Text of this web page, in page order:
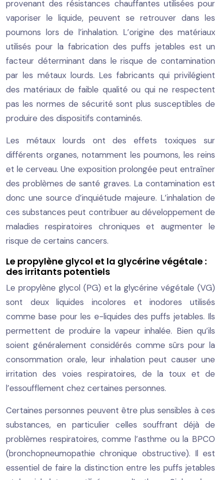
provenant des résistances chauffantes utilisées pour
vaporiser le liquide, peuvent se retrouver dans les
poumons lors de l’inhalation. L’origine des matériaux
utilisés pour la fabrication des puffs jetables est un
facteur déterminant dans le risque de contamination
par les métaux lourds. Les fabricants qui privilégient
des matériaux de faible qualité ou qui ne respectent
pas les normes de sécurité sont plus susceptibles de
produire des dispositifs contaminés.
Les métaux lourds ont des effets toxiques sur
différents organes, notamment les poumons, les reins
et le cerveau. Une exposition prolongée peut entraîner
des problèmes de santé graves. La contamination est
donc une source d’inquiétude majeure. L’inhalation de
ces substances peut contribuer au développement de
maladies respiratoires chroniques et augmenter le
risque de certains cancers.
Le propylène glycol et la glycérine végétale :
des irritants potentiels
Le propylène glycol (PG) et la glycérine végétale (VG)
sont deux liquides incolores et inodores utilisés
comme base pour les e-liquides des puffs jetables. Ils
permettent de produire la vapeur inhalée. Bien qu’ils
soient généralement considérés comme sûrs pour la
consommation orale, leur inhalation peut causer une
irritation des voies respiratoires, de la toux et de
l’essoufflement chez certaines personnes.
Certaines personnes peuvent être plus sensibles à ces
substances, en particulier celles souffrant déjà de
problèmes respiratoires, comme l’asthme ou la BPCO
(bronchopneumopathie chronique obstructive). Il est
essentiel de faire la distinction entre les puffs jetables